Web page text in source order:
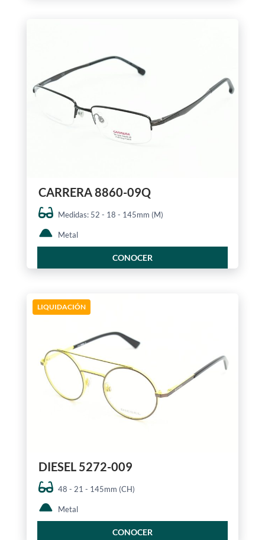
CARRERA 8860-09Q
Medidas: 52 - 18 - 145mm (M)
Metal
CONOCER
LIQUIDACIÓN
DIESEL 5272-009
48 - 21 - 145mm (CH)
Metal
CONOCER